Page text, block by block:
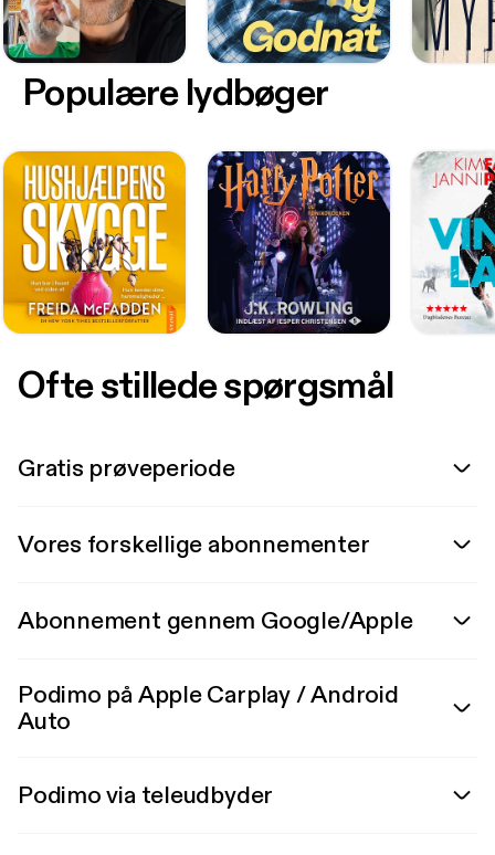
Populære lydbøger
Ofte stillede spørgsmål
Gratis prøveperiode
Vores forskellige abonnementer
Abonnement gennem Google/Apple
Podimo på Apple Carplay / Android
Auto
Podimo via teleudbyder